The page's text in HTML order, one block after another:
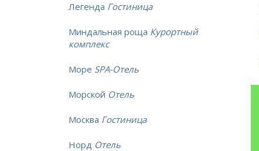
Легенда Гостиница
Миндальная роща Курортный
комплекс
Море SPA-Отель
Морской Отель
Москва Гостиница
Норд Отель